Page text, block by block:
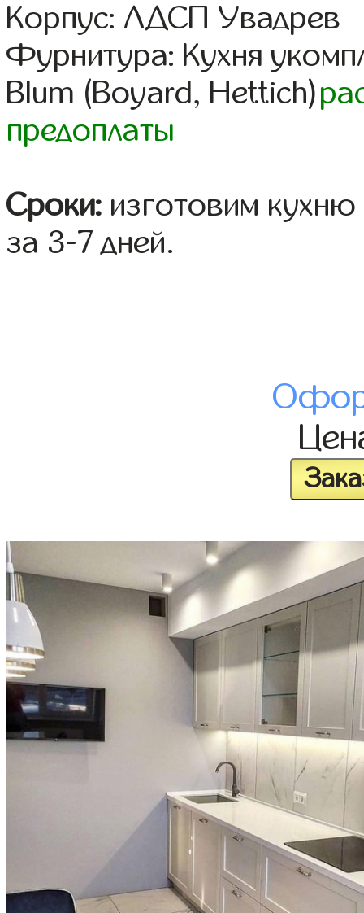
Корпус: ЛДСП Увадрев
Фурнитура: Кухня
Blum (Boyard, Hettich)
предоплаты
Сроки: изготовим
за 3-7 дней.